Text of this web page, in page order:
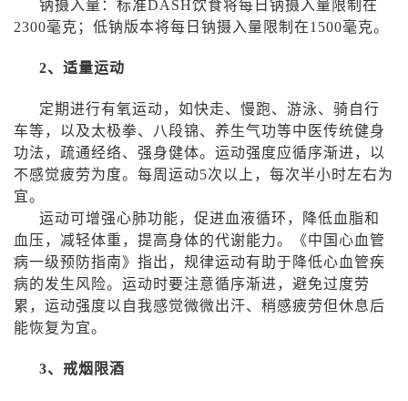
钠摄入量：标准DASH饮食将每日钠摄入量限制在
2300毫克；低钠版本将每日钠摄入量限制在1500毫克。
2、适量运动
定期进行有氧运动，如快走、慢跑、游泳、骑自行
车等，以及太极拳、八段锦、养生气功等中医传统健身
功法，疏通经络、强身健体。运动强度应循序渐进，以
不感觉疲劳为度。每周运动5次以上，每次半小时左右为
宜。
运动可增强心肺功能，促进血液循环，降低血脂和
血压，减轻体重，提高身体的代谢能力。《中国心血管
病一级预防指南》指出，规律运动有助于降低心血管疾
病的发生风险。运动时要注意循序渐进，避免过度劳
累，运动强度以自我感觉微微出汗、稍感疲劳但休息后
能恢复为宜。
3、戒烟限酒